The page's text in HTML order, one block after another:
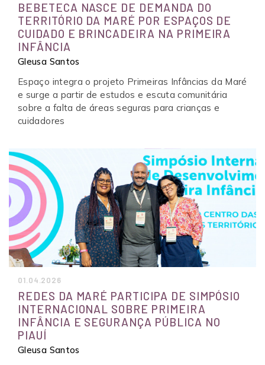
BEBETECA NASCE DE DEMANDA DO
TERRITÓRIO DA MARÉ POR ESPAÇOS DE
CUIDADO E BRINCADEIRA NA PRIMEIRA
INFÂNCIA
Gleusa Santos
Espaço integra o projeto Primeiras Infâncias da Maré
e surge a partir de estudos e escuta comunitária
sobre a falta de áreas seguras para crianças e
cuidadores
01.04.2026
REDES DA MARÉ PARTICIPA DE SIMPÓSIO
INTERNACIONAL SOBRE PRIMEIRA
INFÂNCIA E SEGURANÇA PÚBLICA NO
PIAUÍ
Gleusa Santos